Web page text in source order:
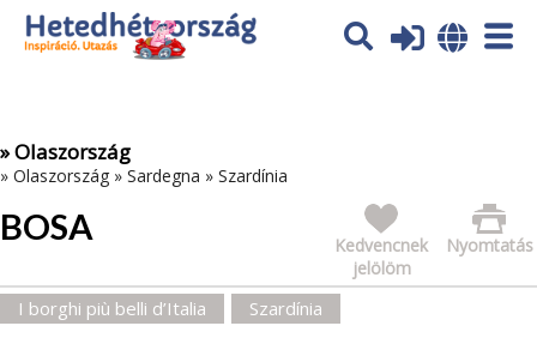
Az oldal sütiket (cookies) használ. További tájékoztatás itt:
Adatvédelmi tájékoztató
» Olaszország
» Olaszország » Sardegna » Szardínia
BOSA Nyomtatás
Kedvencnek
jelölöm
I borghi più belli d’Italia Szardínia